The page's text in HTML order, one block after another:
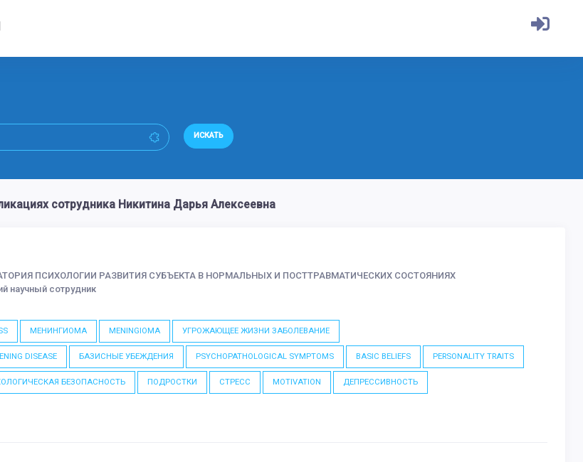
ИСКАТЬ
сотрудника Никитина Дарья Алексеевна
ПСИХОЛОГИИ РАЗВИТИЯ СУБЪЕКТА В НОРМАЛЬНЫХ И ПОСТТРАВМАТИЧЕСКИХ СОСТОЯНИЯХ
научный сотрудник
МЕНИНГИОМА MENINGIOMA УГРОЖАЮЩЕЕ ЖИЗНИ ЗАБОЛЕВАНИЕ
DISEASE БАЗИСНЫЕ УБЕЖДЕНИЯ PSYCHOPATHOLOGICAL SYMPTOMS BASIC BELIEFS PERSONALITY TRAITS
БЕЗОПАСНОСТЬ ПОДРОСТКИ СТРЕСС MOTIVATION ДЕПРЕССИВНОСТЬ